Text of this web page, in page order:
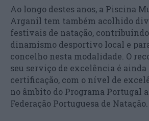
Ao longo destes anos, a Piscina
Arganil tem também acolhido
festivais de natação,
dinamismo desportivo local e
concelho nesta modalidade. O
seu serviço de excelência é ainda
certificação, com o nível de
no âmbito do Programa Portugal
Federação Portuguesa de Natação.